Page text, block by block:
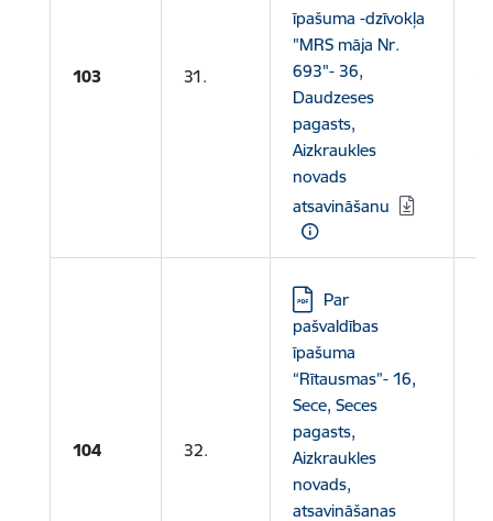
103 31.
īpašuma -dzīvokļa
"MRS māja Nr.
693"- 36,
Daudzeses
pagasts,
Aizkraukles
novads
atsavināšanu
104 32.
Lejupielādēt:
Par
pašvaldības
īpašuma
“Rītausmas”- 16,
Sece, Seces
pagasts,
Aizkraukles
novads,
atsavināšanas